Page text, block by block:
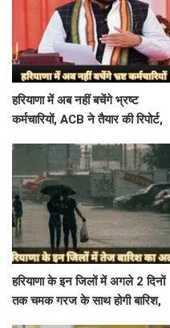
हरियाणा में अब नहीं बचेंगे भ्रष्ट
कर्मचारियों, ACB ने तैयार की रिपोर्ट,
हरियाणा के इन जिलों में अगले 2 दिनों
तक चमक गरज के साथ होगी बारिश,